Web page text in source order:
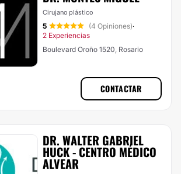
Cirujano plástico
5 (4 Opiniones)·
2 Experiencias
Boulevard Oroño 1520, Rosario
CONTACTAR
DR. WALTER GABRIEL
HUCK - CENTRO MÉDICO
ALVEAR